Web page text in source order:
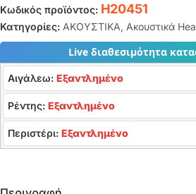
Κωδικός προϊόντος: H20451
Κατηγορίες: ΑΚΟΥΣΤΙΚΑ, Ακουστικά
Live διαθεσιμότητα
Αιγάλεω: Εξαντλημένο
Ρέντης: Εξαντλημένο
Περιστέρι: Εξαντλημένο